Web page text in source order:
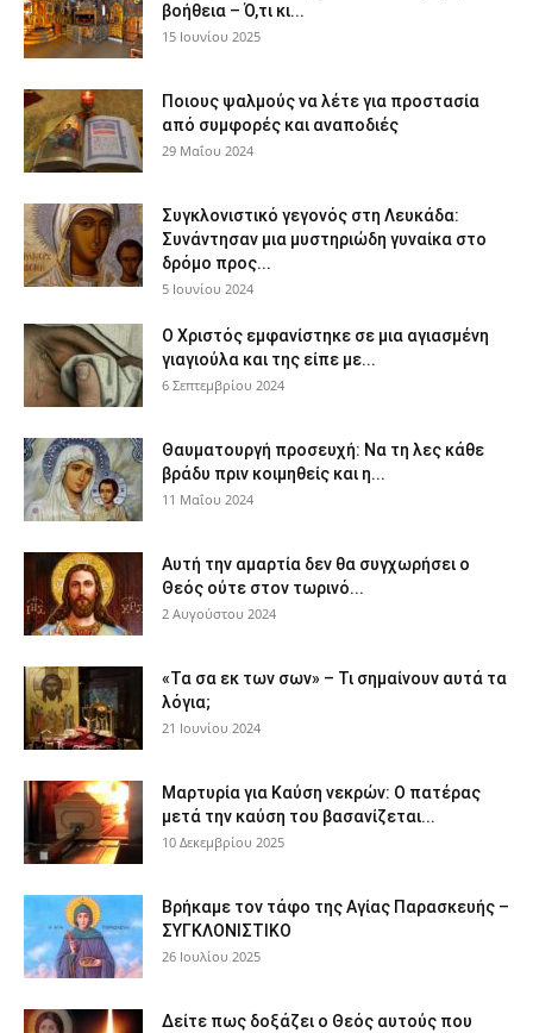
βοήθεια – Ό,τι κι...
15 Ιουνίου 2025
Ποιους ψαλμούς να λέτε για προστασία
από συμφορές και αναποδιές
29 Μαΐου 2024
Συγκλονιστικό γεγονός στη Λευκάδα:
Συνάντησαν μια μυστηριώδη γυναίκα στο
δρόμο προς...
5 Ιουνίου 2024
Ο Χριστός εμφανίστηκε σε μια αγιασμένη
γιαγιούλα και της είπε με...
6 Σεπτεμβρίου 2024
Θαυματουργή προσευχή: Να τη λες κάθε
βράδυ πριν κοιμηθείς και η...
11 Μαΐου 2024
Αυτή την αμαρτία δεν θα συγχωρήσει ο
Θεός ούτε στον τωρινό...
2 Αυγούστου 2024
«Τα σα εκ των σων» – Τι σημαίνουν αυτά τα
λόγια;
21 Ιουνίου 2024
Μαρτυρία για Καύση νεκρών: Ο πατέρας
μετά την καύση του βασανίζεται...
10 Δεκεμβρίου 2025
Βρήκαμε τον τάφο της Αγίας Παρασκευής –
ΣΥΓΚΛΟΝΙΣΤΙΚΟ
26 Ιουλίου 2025
Δείτε πως δοξάζει ο Θεός αυτούς που